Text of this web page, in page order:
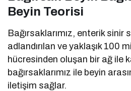
Beyin Teorisi
Bağırsaklarımız, enterik
adlandırılan ve yaklaşık 100
hücresinden oluşan bir ağ ile
bağırsaklarımız ile beyin
iletişim sağlar.